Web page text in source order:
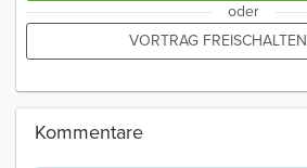
oder
VORTRAG FREISCHALTEN
Kommentare